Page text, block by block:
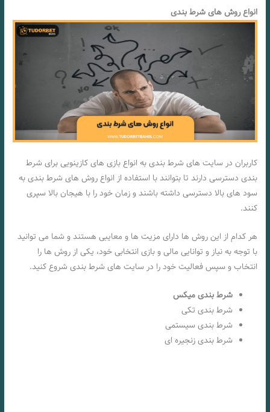
انواع روش های شرط بندی
کاربران در سایت های شرط بندی به انواع بازی های کازینویی برای شرط
بندی دسترسی دارند تا بتوانند با استفاده از انواع روش های شرط بندی به
سود های بالا دسترسی داشته باشند و زمان خود را با هیجان بالا سپری
کنند.
هر کدام از این روش‌ ها دارای مزیت‌ ها و معایبی هستند و شما می توانید
با توجه به نیاز و توانایی مالی و بازی انتخابی خود، یکی از روش ها را
انتخاب و سپس فعالیت خود را در سایت های شرط بندی شروع کنید.
شرط بندی میکس
شرط بندی تکی
شرط بندی سیستمی
شرط بندی زنجیره ای